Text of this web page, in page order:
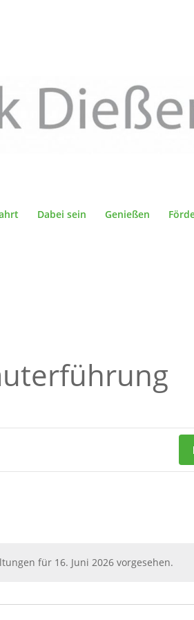
Dabei sein Genießen
für 16. Juni 2026 vorgesehen.